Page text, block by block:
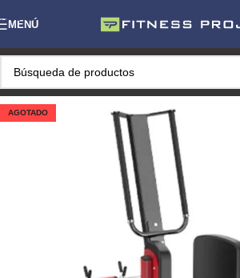
Skip to navigation
Skip to main content
MENÚ
AGOTADO